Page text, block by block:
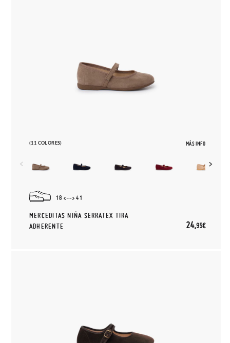
(11 COLORES) MÁS INFO
18 41
MERCEDITAS NIÑA SERRATEX TIRA
ADHERENTE
24,95€